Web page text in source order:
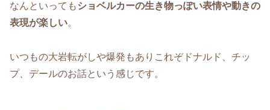
なんといっても ショベルカーの生き物っぽい表情や動きの
表現が楽しい。
いつもの大岩転がしや爆発もありこれぞドナルド、チッ
プ、デールのお話という感じです。